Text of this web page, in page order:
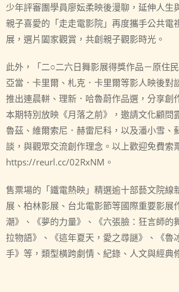
少年評審團學員廖妘柔映後漫聊，延伸人生
親子喜愛的「走走電影院」再度攜手公共電
展，選片闔家觀賞，共創親子觀影時光。
此外，「二○二六日舞影展得獎作品－原住
亞當．卡里爾、札克．卡里爾等影人映後對
推出連晨軿、理新．哈魯蔚作品選，分享創
本期特別放映《月落之前》，邀請文化顧問
魯茲、維爾索尼．赫雷尼科，以及潘小雪、
談，與觀眾交流創作理念。以上歡迎免費索
https://reurl.cc/02RxNM。
售票場的「鐵電熱映」精選逾十部藝文院線
展、柏林影展、台北電影節等國際重要影展
潮》、《夢的力量》、《六張臉：狂言師的
拉物語》、《這年夏天，愛之尋謎》、《魯
手》等，類型橫跨劇情、紀錄、人文與經典